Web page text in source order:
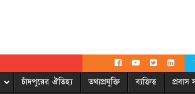
চাঁদপুরের ঐতিহ্য তথ্যপ্রযুক্তি ব্যক্তিত্ব প্রবাস